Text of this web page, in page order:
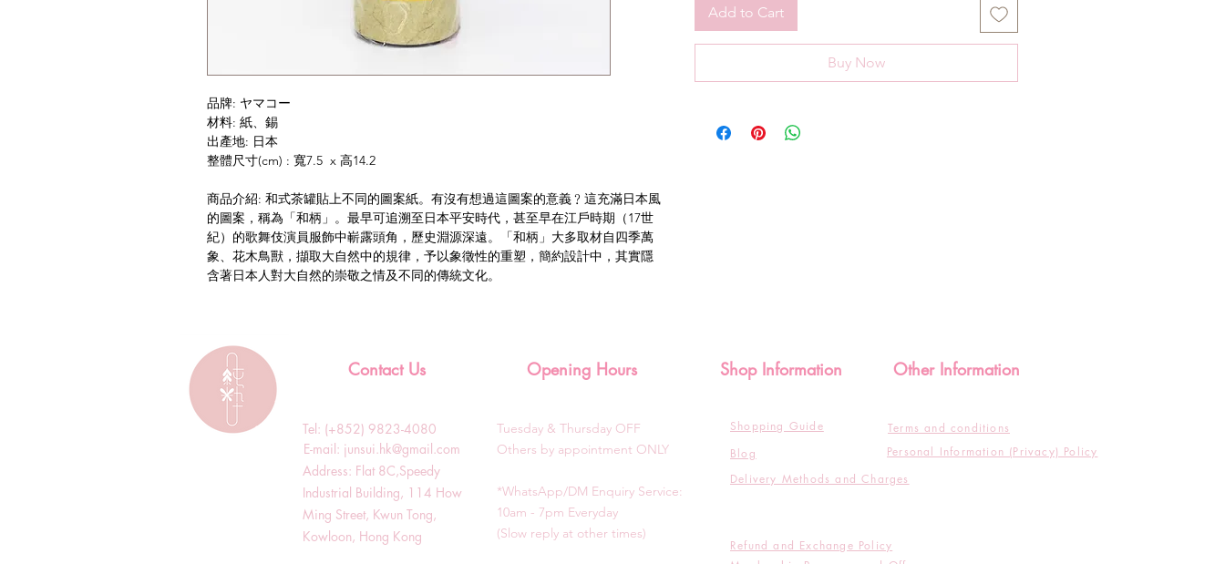
品牌: ヤマコー
材料: 紙、錫
出產地: 日本
整體尺寸(cm) : 寬7.5 x 高14.2
商品介紹: 和式茶罐貼上不同的圖案紙。有沒有想過這圖案的意義﹖這充滿日本風
的圖案，稱為「和柄」。最早可追溯至日本平安時代，甚至早在江戶時期（17世
紀）的歌舞伎演員服飾中嶄露頭角，歷史淵源深遠。「和柄」大多取材自四季萬
象、花木鳥獸，擷取大自然中的規律，予以象徵性的重塑，簡約設計中，其實隱
含著日本人對大自然的崇敬之情及不同的傳統文化。
Add to Cart
Buy Now
Contact Us
Tel: (+852) 9823-4080
​E-mail: junsui.hk@gmail.com
​Address: Flat 8C,Speedy
Industrial Building, 114 How
Ming Street, Kwun Tong,
Kowloon, Hong Kong
Opening Hours
Tuesday & Thursday OFF
Others by appointment ONLY
*WhatsApp/DM Enquiry Service:
10am - 7pm Everyday
(Slow reply at other times)
Shop Information
Shopping Guide
Blog
Other Information
Terms and conditions
Personal Information (Privacy) Policy
Delivery Methods and Charges
Refund and Exchange Policy